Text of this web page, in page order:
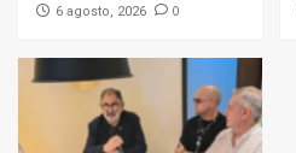
6 agosto, 2026 0